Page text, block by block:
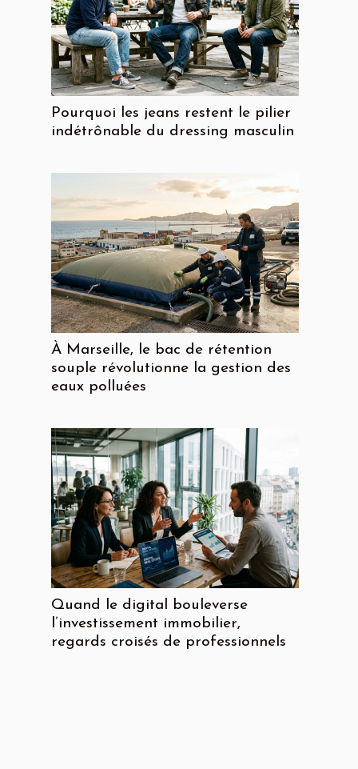
Pourquoi les jeans restent le pilier
indétrônable du dressing masculin
À Marseille, le bac de rétention
souple révolutionne la gestion des
eaux polluées
Quand le digital bouleverse
l’investissement immobilier,
regards croisés de professionnels